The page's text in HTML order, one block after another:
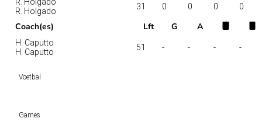
R. Holgado
31 0 0 0 0
Coach(es) Lft G A
H. Caputto
H. Caputto
51 - - - -
Voetbal
Wedtips
Games